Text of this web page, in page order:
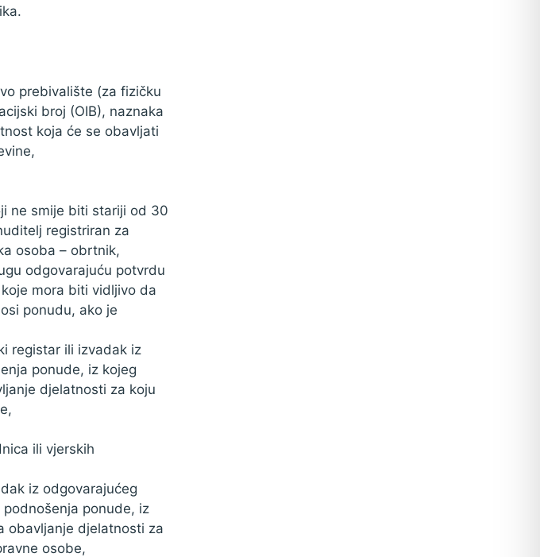
prebivalište (za fizičku
broj (OIB), naznaka
koja će se obavljati
ne smije biti stariji od 30
registriran za
osoba – obrtnik,
odgovarajuću potvrdu
mora biti vidljivo da
ponudu, ako je
registar ili izvadak iz
ponude, iz kojeg
djelatnosti za koju
ili vjerskih
iz odgovarajućeg
ponude, iz
obavljanje djelatnosti za
osobe,